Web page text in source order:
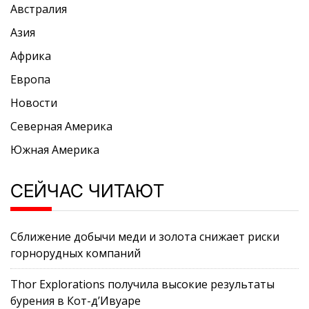
Австралия
Азия
Африка
Европа
Новости
Северная Америка
Южная Америка
СЕЙЧАС ЧИТАЮТ
Сближение добычи меди и золота снижает риски
горнорудных компаний
Thor Explorations получила высокие результаты
бурения в Кот-д’Ивуаре